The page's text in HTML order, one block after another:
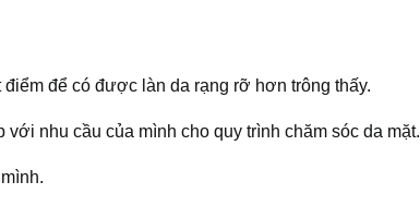
để có được làn da rạng rỡ hơn trông thấy.
nhu cầu của mình cho quy trình chăm sóc da mặt.